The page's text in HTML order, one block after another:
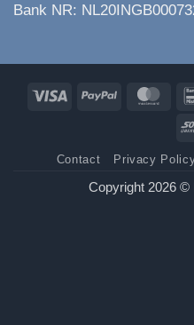
Bank NR:
Visa PayPal
Contact Privacy
Copyright 2026 ©